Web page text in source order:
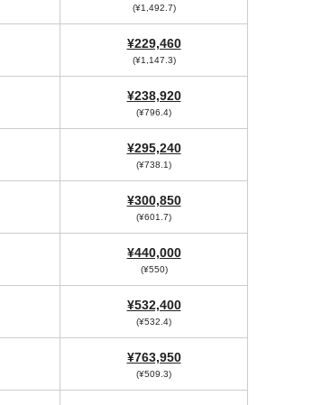
(¥1,492.7)
¥229,460
(¥1,147.3)
¥238,920
(¥796.4)
¥295,240
(¥738.1)
¥300,850
(¥601.7)
¥440,000
(¥550)
¥532,400
(¥532.4)
¥763,950
(¥509.3)